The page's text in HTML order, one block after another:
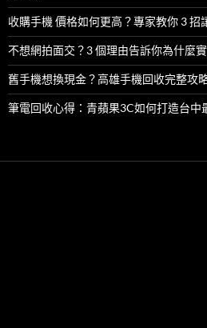
收購手機 價格如何更高？專家教你 3 招
不想網拍面交？3 個理由告訴你為什麼
舊手機想換現金？高雄手機回收完整攻
筆電回收心得：青蘋果3C如何打造台中